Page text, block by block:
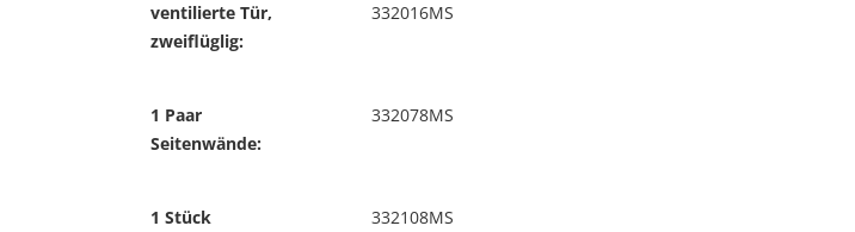
ventilierte Tür,
zweiflüglig:
332016MS
1 Paar
Seitenwände:
332078MS
1 Stück
332108MS